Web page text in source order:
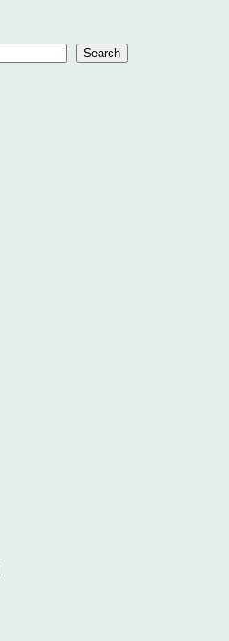
Search